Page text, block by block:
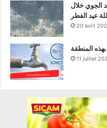
الجوي خلال
عيد الفطر
20 avril
المنطقة
11 juillet